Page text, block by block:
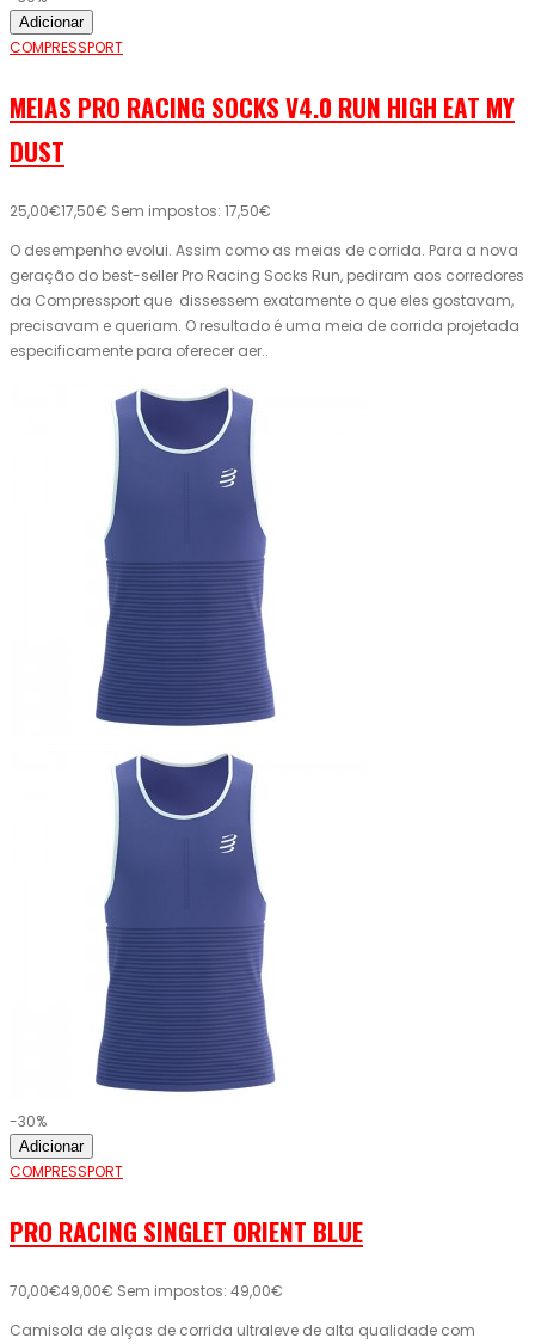
Adicionar
COMPRESSPORT
MEIAS PRO RACING SOCKS V4.0 RUN HIGH EAT MY
DUST
25,00€17,50€ Sem impostos: 17,50€
O desempenho evolui. Assim como as meias de corrida. Para a nova
geração do best-seller Pro Racing Socks Run, pediram aos corredores
da Compressport que dissessem exatamente o que eles gostavam,
precisavam e queriam. O resultado é uma meia de corrida projetada
especificamente para oferecer aer..
-30%
Adicionar
COMPRESSPORT
PRO RACING SINGLET ORIENT BLUE
70,00€49,00€ Sem impostos: 49,00€
Camisola de alças de corrida ultraleve de alta qualidade com